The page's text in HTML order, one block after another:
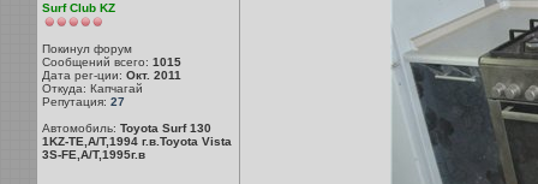
Surf Club KZ
Покинул форум
Сообщений всего: 1015
Дата рег-ции: Окт. 2011
Откуда: Капчагай
Репутация: 27
Автомобиль: Toyota Surf 130
1KZ-TE,A/T,1994 г.в.Toyota Vista
3S-FE,A/T,1995г.в